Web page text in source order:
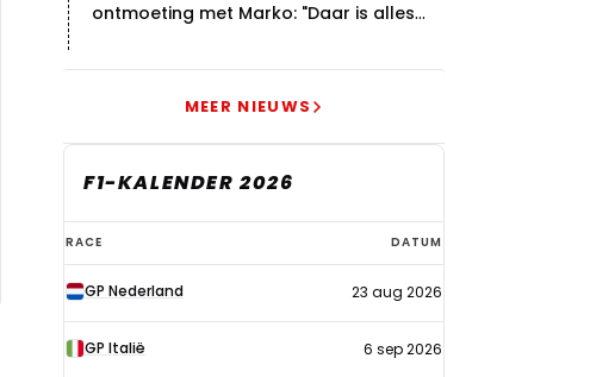
ontmoeting met Marko: "Daar is alles
MEER NIEUWS
F1-KALENDER 2026
F1-
kalender
2026
RACE DATUM
GP Nederland 23 aug 2026
GP Italië 6 sep 2026